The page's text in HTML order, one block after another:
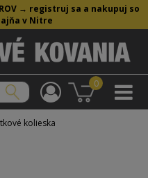
→ registruj sa a nakupuj so
v Nitre
0
kolieska